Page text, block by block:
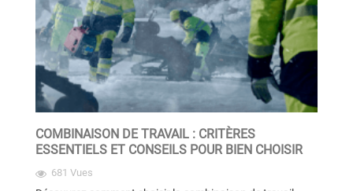
COMBINAISON DE TRAVAIL : CRITÈRES
ESSENTIELS ET CONSEILS POUR BIEN CHOISIR
681 Vues